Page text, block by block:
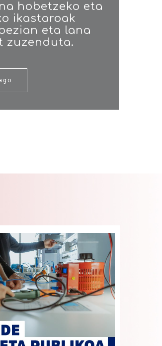
hobetzeko eta
ikastaroak
eta lana
zuzenduta.